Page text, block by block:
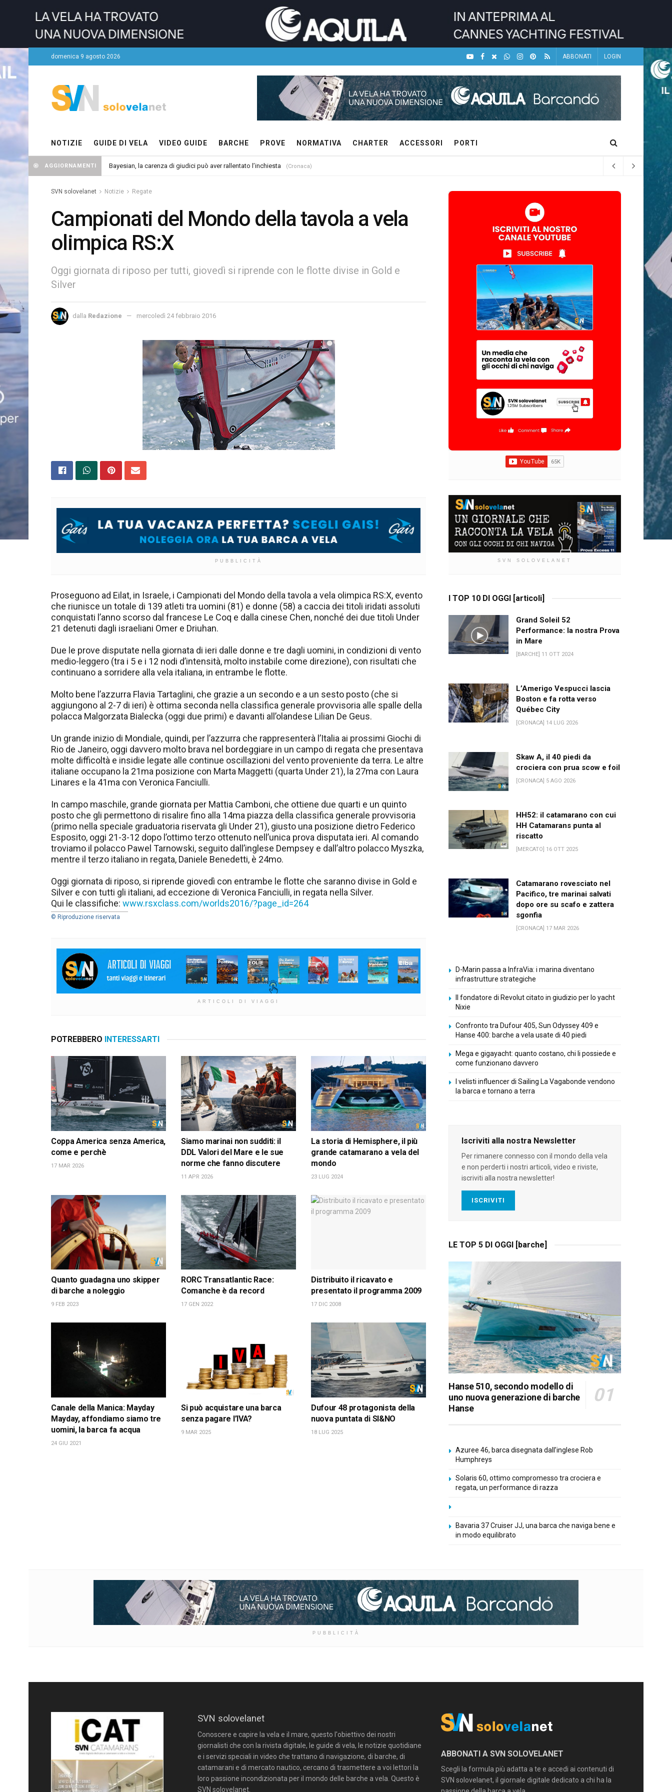
domenica 9 agosto 2026 ABBONATI LOGIN
NOTIZIE GUIDE DI VELA VIDEO GUIDE BARCHE PROVE NORMATIVA CHARTER ACCESSORI PORTI
AGGIORNAMENTI Bayesian, la carenza di giudici può aver rallentato l’inchiesta (Cronaca)
SVN solovelanet Notizie Regate
Campionati del Mondo della tavola a vela
olimpica RS:X
Oggi giornata di riposo per tutti, giovedì si riprende con le flotte divise in Gold e
Silver
dalla Redazione mercoledì 24 febbraio 2016
PUBBLICITÀ
Proseguono ad Eilat, in Israele, i Campionati del Mondo della tavola a vela olimpica RS:X, evento
che riunisce un totale di 139 atleti tra uomini (81) e donne (58) a caccia dei titoli iridati assoluti
conquistati l’anno scorso dal francese Le Coq e dalla cinese Chen, nonché dei due titoli Under
21 detenuti dagli israeliani Omer e Driuhan.
Due le prove disputate nella giornata di ieri dalle donne e tre dagli uomini, in condizioni di vento
medio-leggero (tra i 5 e i 12 nodi d’intensità, molto instabile come direzione), con risultati che
continuano a sorridere alla vela italiana, in entrambe le flotte.
Molto bene l’azzurra Flavia Tartaglini, che grazie a un secondo e a un sesto posto (che si
aggiungono al 2-7 di ieri) è ottima seconda nella classifica generale provvisoria alle spalle della
polacca Malgorzata Bialecka (oggi due primi) e davanti all’olandese Lilian De Geus.
Un grande inizio di Mondiale, quindi, per l’azzurra che rappresenterà l’Italia ai prossimi Giochi di
Rio de Janeiro, oggi davvero molto brava nel bordeggiare in un campo di regata che presentava
molte difficoltà e insidie legate alle continue oscillazioni del vento proveniente da terra. Le altre
italiane occupano la 21ma posizione con Marta Maggetti (quarta Under 21), la 27ma con Laura
Linares e la 41ma con Veronica Fanciulli.
In campo maschile, grande giornata per Mattia Camboni, che ottiene due quarti e un quinto
posto che gli permettono di risalire fino alla 14ma piazza della classifica generale provvisoria
(primo nella speciale graduatoria riservata gli Under 21), giusto una posizione dietro Federico
Esposito, oggi 21-3-12 dopo l’ottimo terzo ottenuto nell’unica prova disputata ieri. Al comando
troviamo il polacco Pawel Tarnowski, seguito dall’inglese Dempsey e dall’altro polacco Myszka,
mentre il terzo italiano in regata, Daniele Benedetti, è 24mo.
Oggi giornata di riposo, si riprende giovedì con entrambe le flotte che saranno divise in Gold e
Silver e con tutti gli italiani, ad eccezione di Veronica Fanciulli, in regata nella Silver.
Qui le classifiche: www.rsxclass.com/worlds2016/?page_id=264
© Riproduzione riservata
ARTICOLI DI VIAGGI
POTREBBERO INTERESSARTI
Coppa America senza America,
come e perchè
17 MAR 2026
Siamo marinai non sudditi: il
DDL Valori del Mare e le sue
norme che fanno discutere
11 APR 2026
La storia di Hemisphere, il più
grande catamarano a vela del
mondo
23 LUG 2024
Quanto guadagna uno skipper
di barche a noleggio
9 FEB 2023
RORC Transatlantic Race:
Comanche è da record
17 GEN 2022
Distribuito il ricavato e
presentato il programma 2009
17 DIC 2008
Canale della Manica: Mayday
Mayday, affondiamo siamo tre
uomini, la barca fa acqua
24 GIU 2021
Si può acquistare una barca
senza pagare l’IVA?
9 MAR 2025
Dufour 48 protagonista della
nuova puntata di SI&NO
18 LUG 2025
SVN SOLOVELANET
I TOP 10 DI OGGI [articoli]
Grand Soleil 52
Performance: la nostra Prova
in Mare
[BARCHE] 11 OTT 2024
L’Amerigo Vespucci lascia
Boston e fa rotta verso
Québec City
[CRONACA] 14 LUG 2026
Skaw A, il 40 piedi da
crociera con prua scow e foil
[CRONACA] 5 AGO 2026
HH52: il catamarano con cui
HH Catamarans punta al
riscatto
[MERCATO] 16 OTT 2025
Catamarano rovesciato nel
Pacifico, tre marinai salvati
dopo ore su scafo e zattera
sgonfia
[CRONACA] 17 MAR 2026
D-Marin passa a InfraVia: i marina diventano
infrastrutture strategiche
Il fondatore di Revolut citato in giudizio per lo yacht
Nixie
Confronto tra Dufour 405, Sun Odyssey 409 e
Hanse 400: barche a vela usate di 40 piedi
Mega e gigayacht: quanto costano, chi li possiede e
come funzionano davvero
I velisti influencer di Sailing La Vagabonde vendono
la barca e tornano a terra
Iscriviti alla nostra Newsletter
Per rimanere connesso con il mondo della vela
e non perderti i nostri articoli, video e riviste,
iscriviti alla nostra newsletter!
ISCRIVITI
LE TOP 5 DI OGGI [barche]
Hanse 510, secondo modello di
uno nuova generazione di barche
Hanse
Azuree 46, barca disegnata dall’inglese Rob
Humphreys
Solaris 60, ottimo compromesso tra crociera e
regata, un performance di razza
Bavaria 37 Cruiser JJ, una barca che naviga bene e
in modo equilibrato
PUBBLICITÀ
SVN solovelanet
Conoscere e capire la vela e il mare, questo l'obiettivo dei nostri
giornalisti che con la rivista digitale, le guide di vela, le notizie quotidiane
e i servizi speciali in video che trattano di navigazione, di barche, di
catamarani e di mercato nautico, cercano di trasmettere a voi lettori la
loro passione incondizionata per il mondo delle barche a vela. Questo è
SVN solovelanet.
ABBONATI A SVN SOLOVELANET
Scegli la formula più adatta a te e accedi ai contenuti di
SVN solovelanet, il giornale digitale dedicato a chi ha la